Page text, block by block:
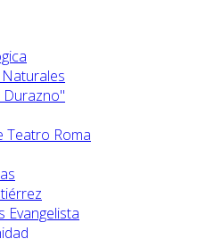
Durazno"
Teatro Roma
Evangelista